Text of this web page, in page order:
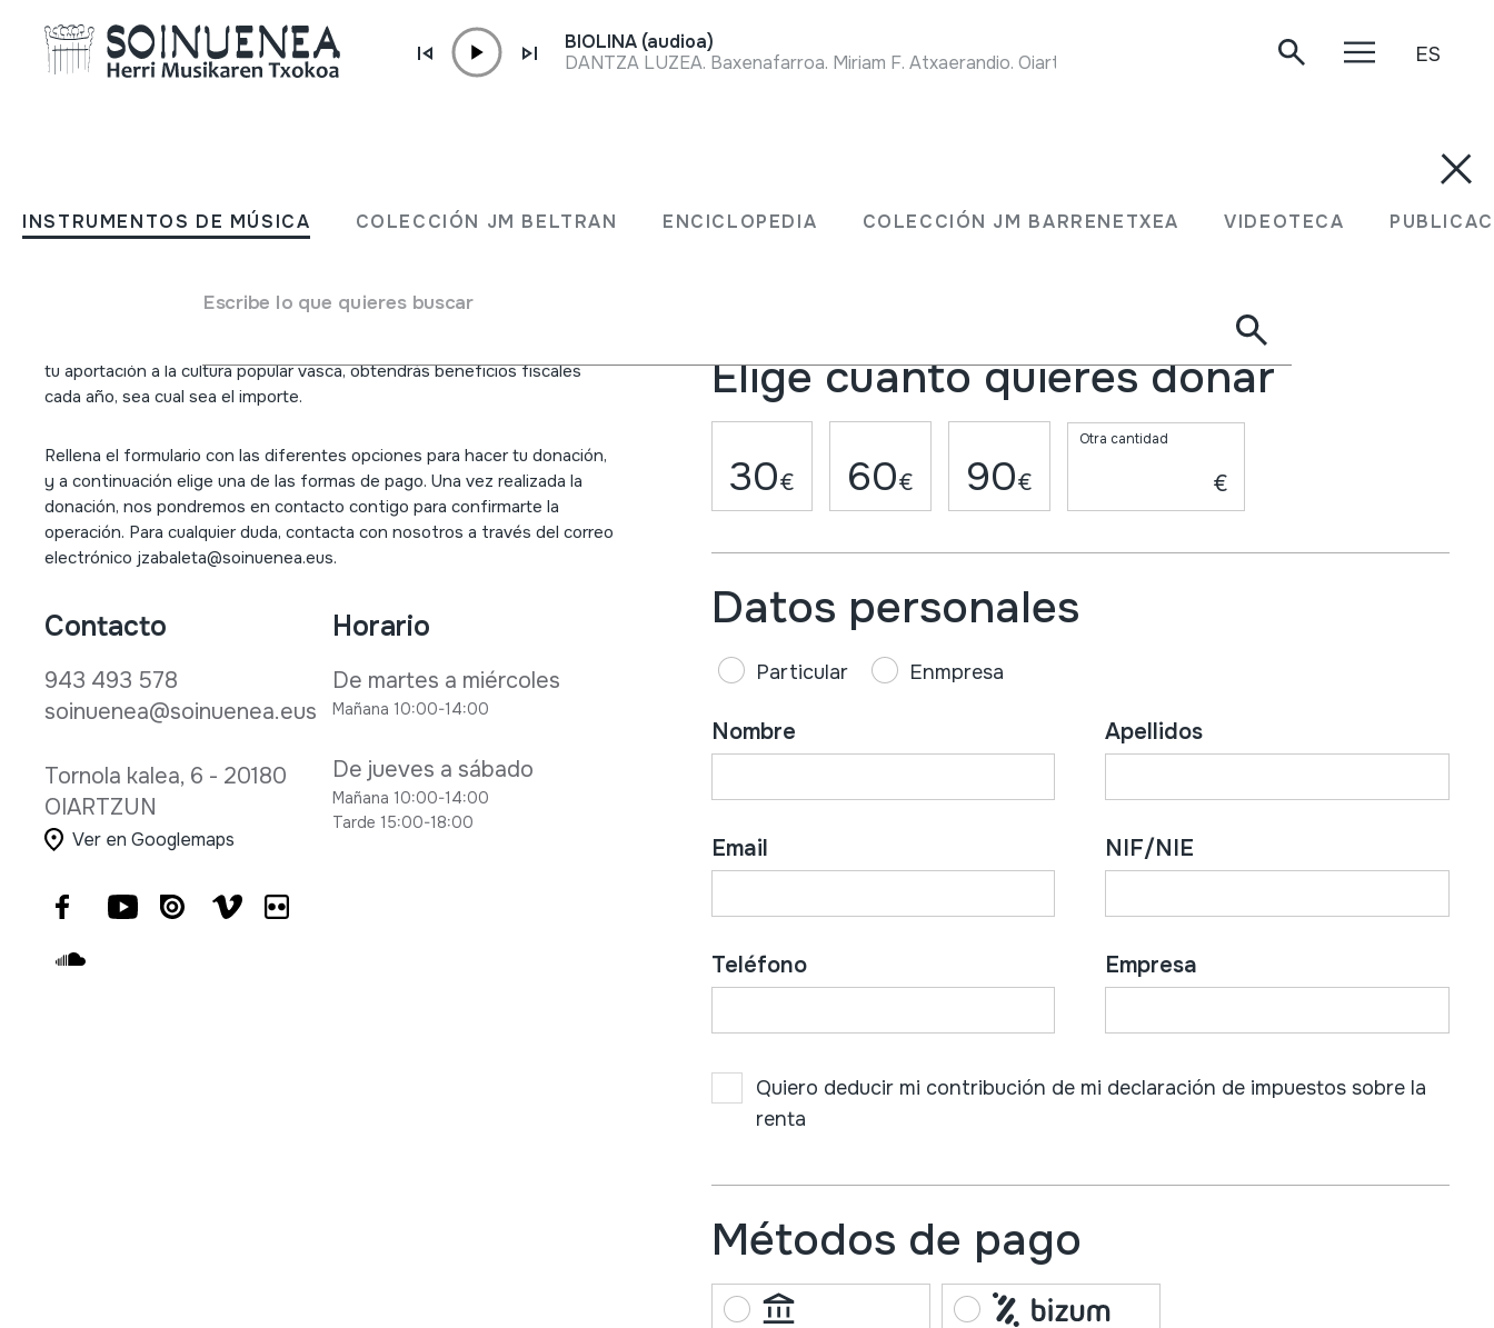
INSTRUMENTOS DE MÚSICA COLECCIÓN JM BELTRAN ENCICLOPEDIA COLECCIÓN JM BARRENETXEA VIDEOTECA
Escribe lo que quieres buscar
BIOLINA (audioa)
DANTZA LUZEA. Baxenafarroa. Miriam F. Atxaerandio. Oiartzun, 1999.
ES
Haz una donación
través del mecenazgo. Las aportaciones individuales contribuirán a la
tu aportación a la cultura popular vasca, obtendrás beneficios fiscales
cada año, sea cual sea el importe.
Rellena el formulario con las diferentes opciones para hacer tu donación,
y a continuación elige una de las formas de pago. Una vez realizada la
donación, nos pondremos en contacto contigo para confirmarte la
operación. Para cualquier duda, contacta con nosotros a través del correo
electrónico jzabaleta@soinuenea.eus.
Contacto
943 493 578
soinuenea@soinuenea.eus
Tornola kalea, 6 - 20180
OIARTZUN
Ver en Googlemaps
Facebook
YoutubeIssuuVimeo
SoundCloud
Horario
De martes a miércoles
Mañana 10:00-14:00
De jueves a sábado
Mañana 10:00-14:00
Tarde 15:00-18:00
Elige cuánto quieres donar
30€ 60€ 90€
Otra cantidad
€
Datos personales
Particular Enmpresa
Nombre Apellidos
Email NIF/NIE
Teléfono Empresa
Quiero deducir mi contribución de mi declaración de impuestos sobre la
renta
Métodos de pago